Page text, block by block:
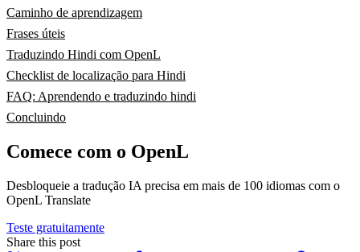
Caminho de aprendizagem
Frases úteis
Traduzindo Hindi com OpenL
Checklist de localização para Hindi
FAQ: Aprendendo e traduzindo hindi
Concluindo
Comece com o OpenL
Desbloqueie a tradução IA precisa em mais de 100 idiomas com o
OpenL Translate
Teste gratuitamente
Share this post